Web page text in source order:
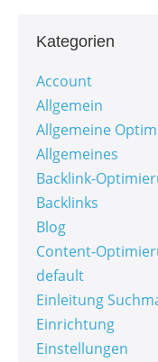
Kategorien
Account
Allgemein
Allgemeine
Allgemeines
Backlink-
Backlinks
Blog
Content-
default
Einleitung
Einrichtung
Einstellungen